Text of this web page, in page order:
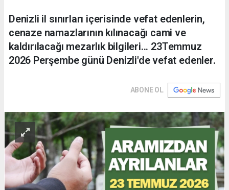
Denizli il sınırları içerisinde vefat edenlerin,
cenaze namazlarının kılınacağı cami ve
kaldırılacağı mezarlık bilgileri... 23Temmuz
2026 Perşembe günü Denizli'de vefat edenler.
ABONE OL